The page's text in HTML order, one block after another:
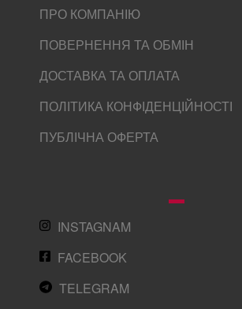
ПРО КОМПАНІЮ
ПОВЕРНЕННЯ ТА ОБМІН
ДОСТАВКА ТА ОПЛАТА
ПОЛІТИКА КОНФІДЕНЦІЙНОСТІ
ПУБЛІЧНА ОФЕРТА
INSTAGNAM
FACEBOOK
TELEGRAM